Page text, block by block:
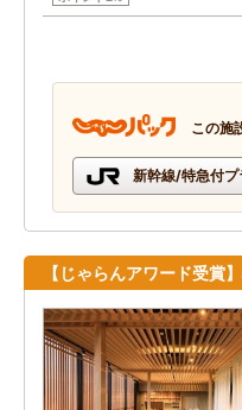
この施
新幹線/特急付プ
【じゃらんアワード受賞